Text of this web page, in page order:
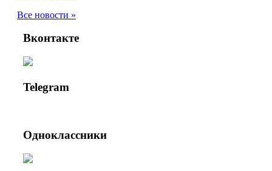
Все новости »
Вконтакте
Telegram
Одноклассники